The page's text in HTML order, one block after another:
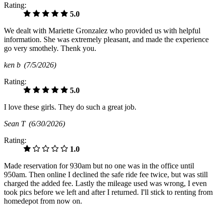
Rating:
5.0
We dealt with Mariette Gronzalez who provided us with helpful
information. She was extremely pleasant, and made the experience
go very smothely. Thenk you.
ken b (7/5/2026)
Rating:
5.0
I love these girls. They do such a great job.
Sean T (6/30/2026)
Rating:
1.0
Made reservation for 930am but no one was in the office until
950am. Then online I declined the safe ride fee twice, but was still
charged the added fee. Lastly the mileage used was wrong, I even
took pics before we left and after I returned. I'll stick to renting from
homedepot from now on.